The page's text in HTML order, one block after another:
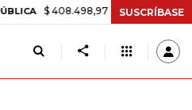
$ 408.498,97 +$ 8.753,81 +2,19%
SUSCRÍBASE